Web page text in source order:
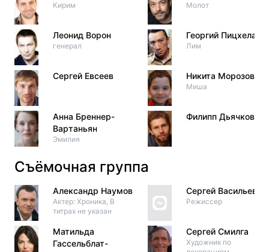
Кирим
Леонид Ворон
генерал
Сергей Евсеев
Анна Бреннер-
Вартаньян
Эмилия
Молот
Георгий
Лим
Никита Морозов
Миша
Филипп Дьячков
Съёмочная группа
Александр Наумов
Актер: Хроника, В
титрах не указан
Матильда
Гассельблат-
Сергей Васильев
Режиссер
Сергей Смилга
Художник по